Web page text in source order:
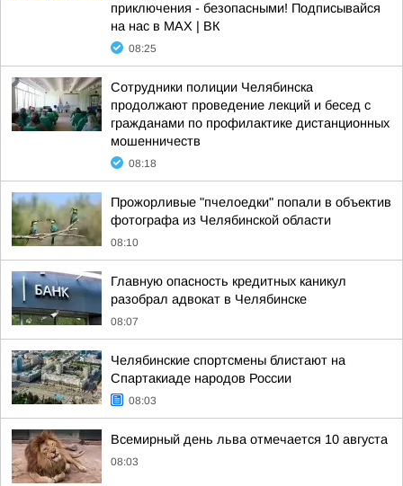
приключения - безопасными! Подписывайся
на нас в MAX | ВК
08:25
Сотрудники полиции Челябинска
продолжают проведение лекций и бесед с
гражданами по профилактике дистанционных
мошенничеств
08:18
Прожорливые "пчелоедки" попали в объектив
фотографа из Челябинской области
08:10
Главную опасность кредитных каникул
разобрал адвокат в Челябинске
08:07
Челябинские спортсмены блистают на
Спартакиаде народов России
08:03
Всемирный день льва отмечается 10 августа
08:03